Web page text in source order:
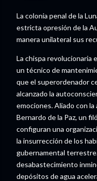
La colonia penal de la
estricta opresión de la
manera unilateral sus
La chispa revolucionaria
un técnico de
que el superordenador
alcanzado la
emociones. Aliado con
Bernardo de la Paz, un
configuran una
la insurrección de los
gubernamental
desabastecimiento
depósitos de agua